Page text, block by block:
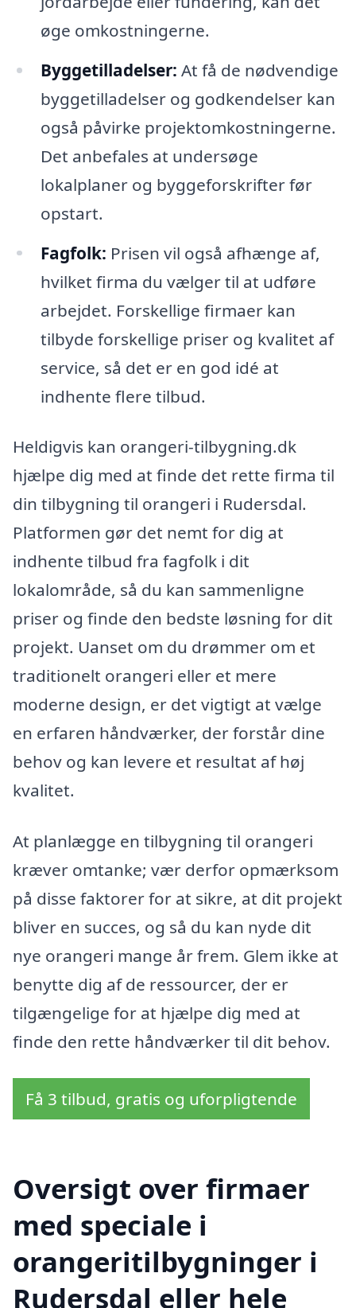
øge omkostningerne.
Byggetilladelser: At få de nødvendige
byggetilladelser og godkendelser kan
også påvirke projektomkostningerne.
Det anbefales at undersøge
lokalplaner og byggeforskrifter før
opstart.
Fagfolk: Prisen vil også afhænge af,
hvilket firma du vælger til at udføre
arbejdet. Forskellige firmaer kan
tilbyde forskellige priser og kvalitet af
service, så det er en god idé at
indhente flere tilbud.
Heldigvis kan orangeri-tilbygning.dk
hjælpe dig med at finde det rette firma til
din tilbygning til orangeri i Rudersdal.
Platformen gør det nemt for dig at
indhente tilbud fra fagfolk i dit
lokalområde, så du kan sammenligne
priser og finde den bedste løsning for dit
projekt. Uanset om du drømmer om et
traditionelt orangeri eller et mere
moderne design, er det vigtigt at vælge
en erfaren håndværker, der forstår dine
behov og kan levere et resultat af høj
kvalitet.
At planlægge en tilbygning til orangeri
kræver omtanke; vær derfor opmærksom
på disse faktorer for at sikre, at dit projekt
bliver en succes, og så du kan nyde dit
nye orangeri mange år frem. Glem ikke at
benytte dig af de ressourcer, der er
tilgængelige for at hjælpe dig med at
finde den rette håndværker til dit behov.
Få 3 tilbud, gratis og uforpligtende
Oversigt over firmaer
med speciale i
orangeritilbygninger i
Rudersdal eller hele